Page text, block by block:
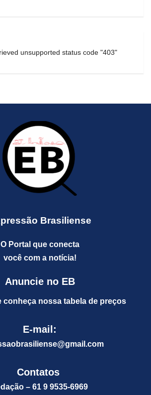
unsupported status code "403"
Brasiliense
O Portal que conecta
você com a notícia!
Anuncie no EB
conheça nossa tabela de preços
E-mail:
ail.com
Contatos
– 61 9 9535-6969